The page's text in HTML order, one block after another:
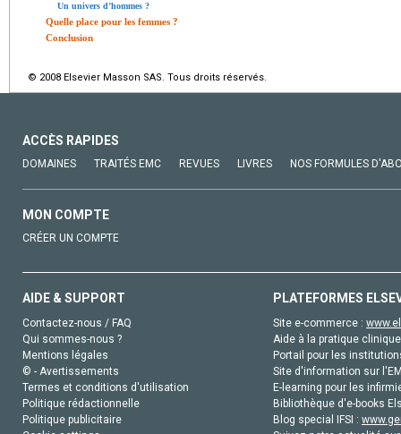
Un univers d’hommes ?
Quelle place pour les femmes ?
Conclusion
© 2008 Elsevier Masson SAS. Tous droits réservés.
ACCÈS RAPIDES
DOMAINES TRAITÉS EMC REVUES LIVRES NOS FORMULES
MON COMPTE
CRÉER UN COMPTE
AIDE & SUPPORT
Contactez-nous / FAQ
Qui sommes-nous ?
Mentions légales
© - Avertissements
Termes et conditions d'utilisation
Politique rédactionnelle
Politique publicitaire
PLATEFORMES
Site e-commerce :
Aide à la pratique
Portail pour les
Site d'information sur
E-learning pour les
Bibliothèque d'e-books
Blog special IFSI :